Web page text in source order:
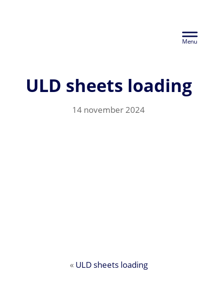
Header
ULD sheets loading
14 november 2024
« ULD sheets loading